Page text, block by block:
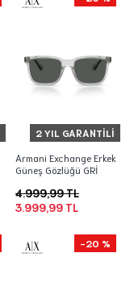
2 YIL GARANTILI
Armani Exchange Erkek
Güneş Gözlüğü GRİ
3.999,99 TL
4.999,99 TL
-20 %